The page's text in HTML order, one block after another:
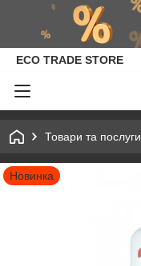
ECO TRADE STORE
Товари та послуги
Новинка